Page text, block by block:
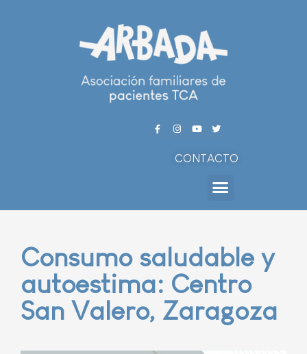
CONTACTO
Consumo saludable y
autoestima: Centro
San Valero, Zaragoza